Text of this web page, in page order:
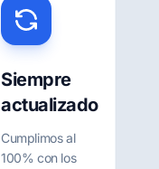
Siempre
actualizado
Cumplimos al
100% con los